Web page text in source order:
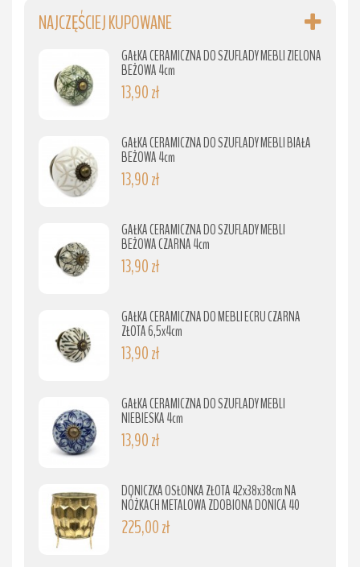
NAJCZĘŚCIEJ KUPOWANE
GAŁKA CERAMICZNA DO SZUFLADY MEBLI ZIELONA
BEŻOWA 4cm
13,90 zł
GAŁKA CERAMICZNA DO SZUFLADY MEBLI BIAŁA
BEŻOWA 4cm
13,90 zł
GAŁKA CERAMICZNA DO SZUFLADY MEBLI
BEŻOWA CZARNA 4cm
13,90 zł
GAŁKA CERAMICZNA DO MEBLI ECRU CZARNA
ZŁOTA 6,5x4cm
13,90 zł
GAŁKA CERAMICZNA DO SZUFLADY MEBLI
NIEBIESKA 4cm
13,90 zł
DONICZKA OSŁONKA ZŁOTA 42x38x38cm NA
NÓŻKACH METALOWA ZDOBIONA DONICA 40
225,00 zł